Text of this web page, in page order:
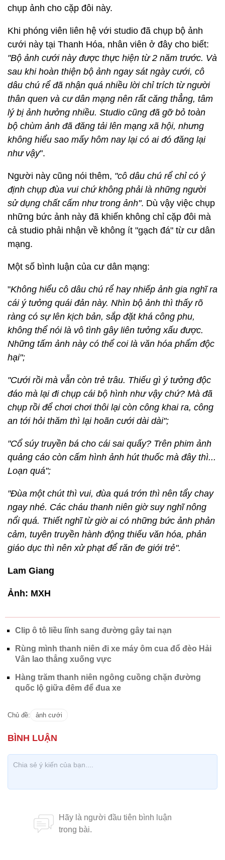
chụp ảnh cho cặp đôi này.
Khi phóng viên liên hệ với studio đã chụp bộ ảnh
cưới này tại Thanh Hóa, nhân viên ở đây cho biết:
"Bộ ảnh cưới này được thực hiện từ 2 năm trước. Và
sau khi hoàn thiện bộ ảnh ngay sát ngày cưới, cô
dâu chú rể đã nhận quá nhiều lời chỉ trích từ người
thân quen và cư dân mạng nên rất căng thẳng, tâm
lý bị ảnh hưởng nhiều. Studio cũng đã gỡ bỏ toàn
bộ chùm ảnh đã đăng tải lên mạng xã hội, nhưng
không hiểu sao mấy hôm nay lại có ai đó đăng lại
như vậy".
Người này cũng nói thêm, "cô dâu chú rể chỉ có ý
định chụp đùa vui chứ không phải là những người
sử dụng chất cấm như trong ảnh". Dù vậy việc chụp
những bức ảnh này đã khiến không chỉ cặp đôi mà
cả studio phải nhận về không ít "gạch đá" từ cư dân
mạng.
Một số bình luận của cư dân mạng:
"Không hiểu cô dâu chú rể hay nhiếp ảnh gia nghĩ ra
cái ý tưởng quái đản này. Nhìn bộ ảnh thì thấy rõ
ràng có sự lên kịch bản, sắp đặt khá công phu,
không thể nói là vô tình gây liên tưởng xấu được.
Những tấm ảnh này có thể coi là văn hóa phẩm độc
hại";
"Cưới rồi mà vẫn còn trẻ trâu. Thiếu gì ý tưởng độc
đáo mà lại đi chụp cái bộ hình như vậy chứ? Mà đã
chụp rồi để chơi chơi thôi lại còn công khai ra, công
an tới hỏi thăm thì lại hoãn cưới dài dài";
"Cổ súy truyền bá cho cái sai quấy? Trên phim ảnh
quảng cáo còn cấm hình ảnh hút thuốc mà đây thì...
Loạn quá";
"Đùa một chút thì vui, đùa quá trớn thì nên tẩy chay
ngay nhé. Các cháu thanh niên giờ suy nghĩ nông
nổi quá. Thiết nghĩ từ giờ ai có những bức ảnh phản
cảm, tuyên truyền hành động thiếu văn hóa, phản
giáo dục thì nên xử phạt để răn đe giới trẻ".
Lam Giang
Ảnh: MXH
Clip ô tô liều lĩnh sang đường gây tai nạn
Rùng mình thanh niên đi xe máy ôm cua đổ đèo Hải
Vân lao thẳng xuống vực
Hàng trăm thanh niên ngông cuồng chặn đường
quốc lộ giữa đêm để đua xe
Chủ đề: ảnh cưới